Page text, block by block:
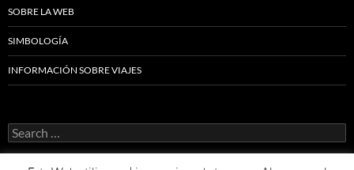
SOBRE LA WEB
SIMBOLOGÍA
INFORMACIÓN SOBRE VIAJES
Search
for: